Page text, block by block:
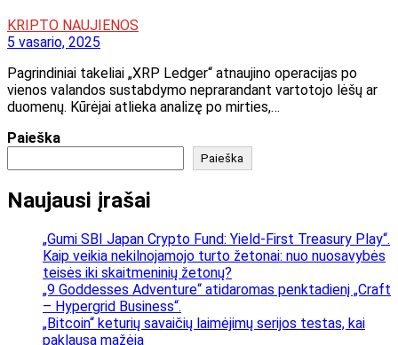
KRIPTO NAUJIENOS
5 vasario, 2025
Pagrindiniai takeliai „XRP Ledger“ atnaujino operacijas po
vienos valandos sustabdymo neprarandant vartotojo lėšų ar
duomenų. Kūrėjai atlieka analizę po mirties,…
Paieška
Paieška
Naujausi įrašai
„Gumi SBI Japan Crypto Fund: Yield-First Treasury Play“.
Kaip veikia nekilnojamojo turto žetonai: nuo nuosavybės
teisės iki skaitmeninių žetonų?
„9 Goddesses Adventure“ atidaromas penktadienį „Craft
– Hypergrid Business“.
„Bitcoin“ keturių savaičių laimėjimų serijos testas, kai
paklausa mažėja